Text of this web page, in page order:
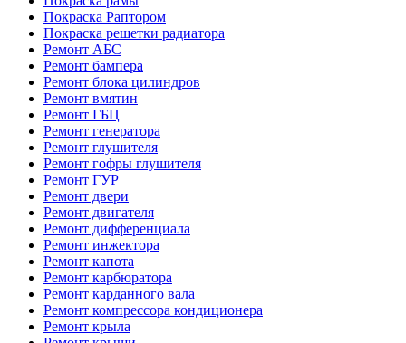
Покраска Раптором
Покраска решетки радиатора
Ремонт АБС
Ремонт бампера
Ремонт блока цилиндров
Ремонт вмятин
Ремонт ГБЦ
Ремонт генератора
Ремонт глушителя
Ремонт гофры глушителя
Ремонт ГУР
Ремонт двери
Ремонт двигателя
Ремонт дифференциала
Ремонт инжектора
Ремонт капота
Ремонт карбюратора
Ремонт карданного вала
Ремонт компрессора кондиционера
Ремонт крыла